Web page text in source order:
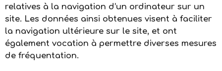
relatives à la navigation d’un ordinateur sur un
site. Les données ainsi obtenues visent à faciliter
la navigation ultérieure sur le site, et ont
également vocation à permettre diverses mesures
de fréquentation.